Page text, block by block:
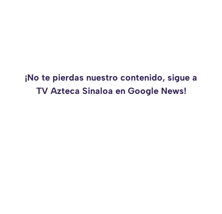
¡No te pierdas nuestro contenido, sigue a
TV Azteca Sinaloa en Google News!